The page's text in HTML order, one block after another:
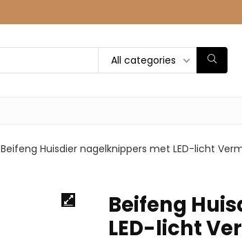
All categories
Beifeng Huisdier nagelknippers met LED-licht
Beifeng
LED-licht